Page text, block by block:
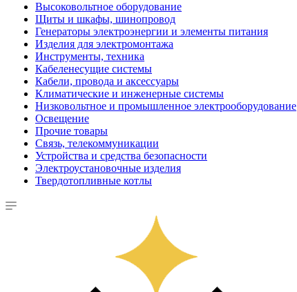
Высоковольтное оборудование
Щиты и шкафы, шинопровод
Генераторы электроэнергии и элементы питания
Изделия для электромонтажа
Инструменты, техника
Кабеленесущие системы
Кабели, провода и аксессуары
Климатические и инженерные системы
Низковольтное и промышленное электрооборудование
Освещение
Прочие товары
Связь, телекоммуникации
Устройства и средства безопасности
Электроустановочные изделия
Твердотопливные котлы